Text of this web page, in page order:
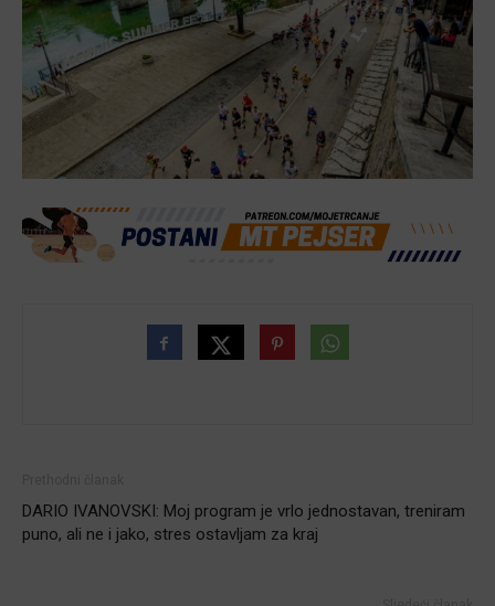
DARIO IVANOVSKI: Moj program je vrlo jednostavan, treniram
puno, ali ne i jako, stres ostavljam za kraj